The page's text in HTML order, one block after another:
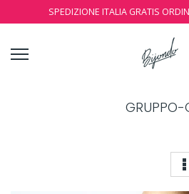
SPEDIZIONE ITALIA GRATIS
GRUPPO-